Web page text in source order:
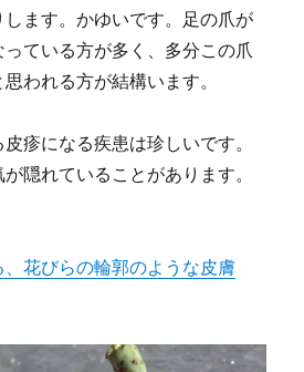
ます。かゆいです。足の爪が
ている方が多く、多分この爪
われる方が結構います。
疹になる疾患は珍しいです。
隠れていることがあります。
、花びらの輪郭のような皮膚